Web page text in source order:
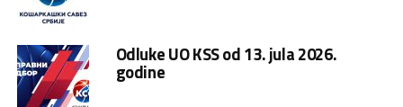
Odluke UO KSS od 13. jula 2026.
godine